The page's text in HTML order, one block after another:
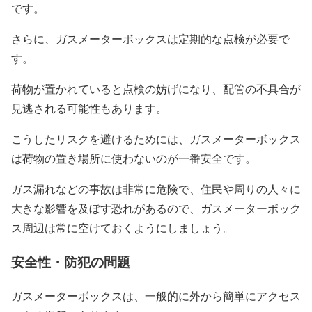
です。
さらに、ガスメーターボックスは定期的な点検が必要で
す。
荷物が置かれていると点検の妨げになり、配管の不具合が
見逃される可能性もあります。
こうしたリスクを避けるためには、ガスメーターボックス
は荷物の置き場所に使わないのが一番安全です。
ガス漏れなどの事故は非常に危険で、住民や周りの人々に
大きな影響を及ぼす恐れがあるので、ガスメーターボック
ス周辺は常に空けておくようにしましょう。
安全性・防犯の問題
ガスメーターボックスは、一般的に外から簡単にアクセス